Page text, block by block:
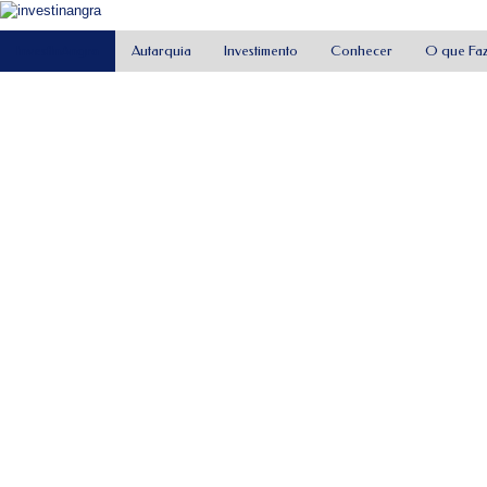
Autarquia Investimento Conhecer O que